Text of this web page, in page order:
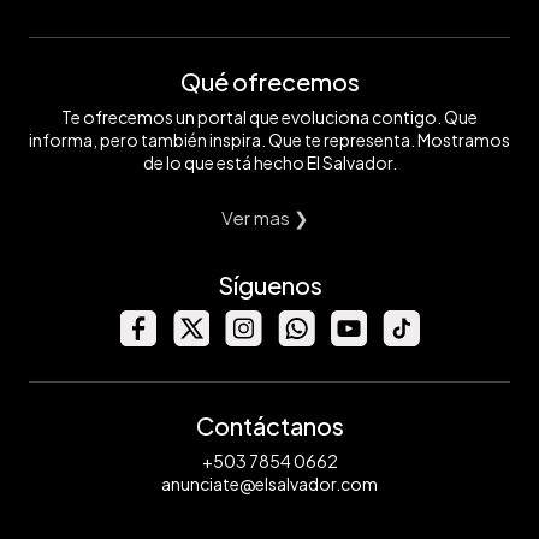
Qué ofrecemos
Te ofrecemos un portal que evoluciona contigo. Que
informa, pero también inspira. Que te representa. Mostramos
de lo que está hecho El Salvador.
Ver mas ❯
Síguenos
Contáctanos
+503 7854 0662
anunciate@elsalvador.com